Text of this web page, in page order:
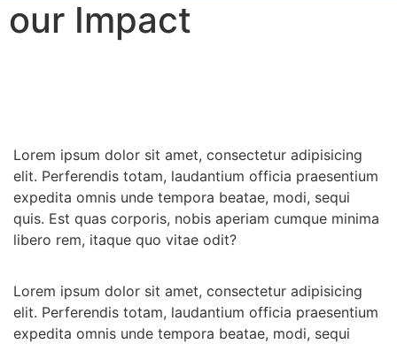
our Impact
Lorem ipsum dolor sit amet, consectetur adipisicing
elit. Perferendis totam, laudantium officia praesentium
expedita omnis unde tempora beatae, modi, sequi
quis. Est quas corporis, nobis aperiam cumque minima
libero rem, itaque quo vitae odit?
Lorem ipsum dolor sit amet, consectetur adipisicing
elit. Perferendis totam, laudantium officia praesentium
expedita omnis unde tempora beatae, modi, sequi